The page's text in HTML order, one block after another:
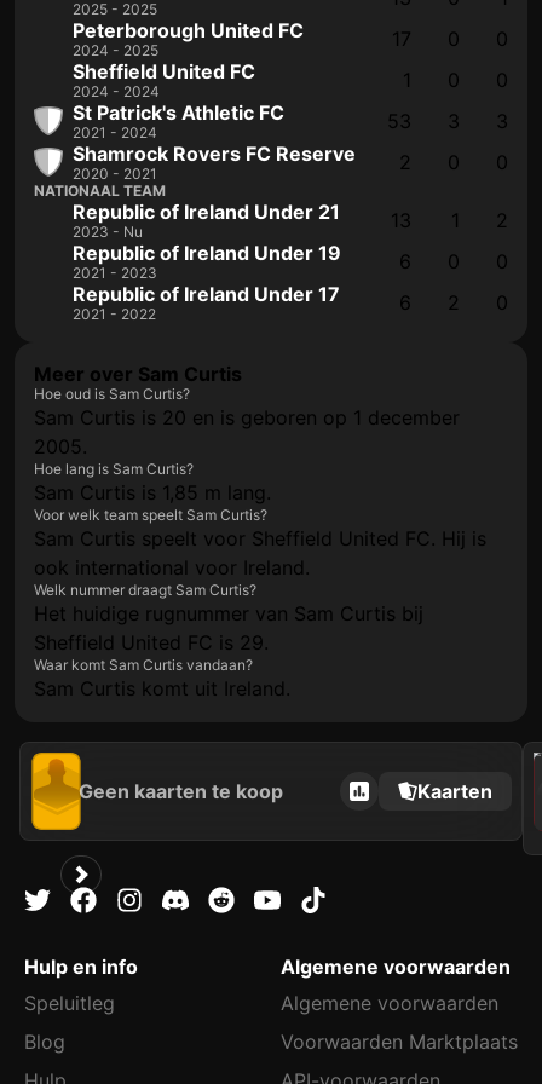
2025 - 2025
Peterborough United FC
2024 - 2025 17 0
0
Sheffield United FC
2024 - 2024 1 0
0
St Patrick's Athletic FC
2021 - 2024 53 3
3
Shamrock Rovers FC Reserve
2020 - 2021 2 0 0
NATIONAAL TEAM
Republic of Ireland Under 21
2023 - Nu 13 1
2
Republic of Ireland Under 19
2021 - 2023 6 0
0
Republic of Ireland Under 17
2021 - 2022 6 2 0
Meer over Sam Curtis
Hoe oud is Sam Curtis?
Sam Curtis is 20 en is geboren op 1 december
2005.
Hoe lang is Sam Curtis?
Sam Curtis is 1,85 m lang.
Voor welk team speelt Sam Curtis?
Sam Curtis speelt voor Sheffield United FC. Hij is
ook international voor Ireland.
Welk nummer draagt Sam Curtis?
Het huidige rugnummer van Sam Curtis bij
Sheffield United FC is 29.
Waar komt Sam Curtis vandaan?
Sam Curtis komt uit Ireland.
Geen kaarten te koop Kaarten
2024
Hulp en info
Speluitleg
Blog
Algemene voorwaarden
Algemene voorwaarden
Voorwaarden Marktplaats